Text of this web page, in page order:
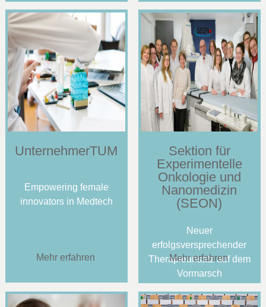
UnternehmerTUM
Empowering female
innovators in Medtech
Mehr erfahren
Sektion für
Experimentelle
Onkologie und
Nanomedizin
(SEON)
Neuer
erfolgsversprechender
Therapieansatz auf dem
Vormarsch
Mehr erfahren